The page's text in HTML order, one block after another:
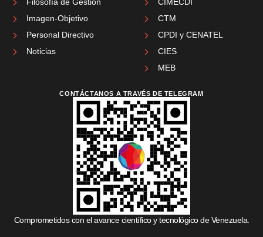
Imagen-Objetivo
Personal Directivo
Noticias
CTM
CPDI y CENATEL
CIES
MEB
CONTÁCTANOS A TRAVÉS DE TELEGRAM
Comprometidos con el avance científico y tecnológico de Venezuela.